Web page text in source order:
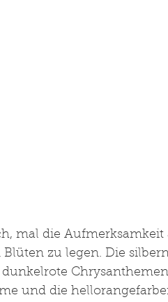
mal die
zu legen. Die
und die